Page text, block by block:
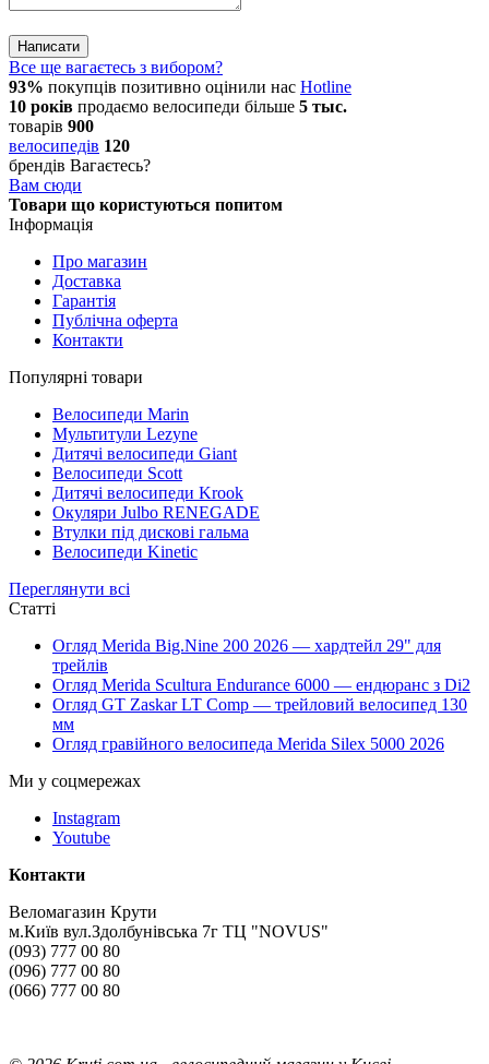
Написати
Все ще вагаєтесь з вибором?
93% покупців позитивно оцінили нас Hotline
10 років продаємо велосипеди більше 5 тыс.
товарів 900
велосипедів 120
брендів Вагаєтесь?
Вам сюди
Товари що користуються попитом
Інформація
Про магазин
Доставка
Гарантія
Публічна оферта
Контакти
Популярні товари
Велосипеди Marin
Мультитули Lezyne
Дитячі велосипеди Giant
Велосипеди Scott
Дитячі велосипеди Krook
Окуляри Julbo RENEGADE
Втулки під дискові гальма
Велосипеди Kinetic
Переглянути всі
Статті
Огляд Merida Big.Nine 200 2026 — хардтейл 29" для
трейлів
Огляд Merida Scultura Endurance 6000 — ендюранс з Di2
Огляд GT Zaskar LT Comp — трейловий велосипед 130
мм
Огляд гравійного велосипеда Merida Silex 5000 2026
Ми у соцмережах
Instagram
Youtube
Контакти
Веломагазин Крути
м.Київ вул.Здолбунівська 7г ТЦ "NOVUS"
(093) 777 00 80
(096) 777 00 80
(066) 777 00 80